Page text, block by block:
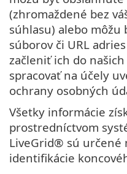
(zhromaždené bez
súhlasu) alebo môžu
súborov či URL
začleniť ich do
spracovať na účely
ochrany osobných
Všetky informácie
prostredníctvom
LiveGrid® sú určené
identifikácie